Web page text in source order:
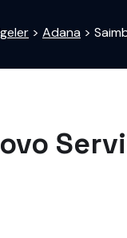
> Adana >